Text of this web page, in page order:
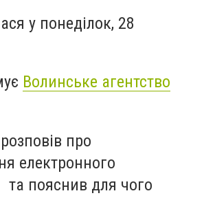
у понеділок, 28
Волинське агентство
про
електронного
та пояснив для чого